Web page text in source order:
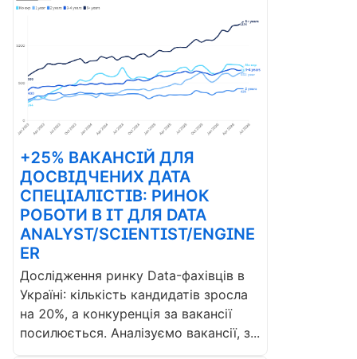
+25% ВАКАНСІЙ ДЛЯ
ДОСВІДЧЕНИХ ДАТА
СПЕЦІАЛІСТІВ: РИНОК
РОБОТИ В ІТ ДЛЯ DATA
ANALYST/SCIENTIST/ENGINE
ER
Дослідження ринку Data-фахівців в
Україні: кількість кандидатів зросла
на 20%, а конкуренція за вакансії
посилюється. Аналізуємо вакансії, з...